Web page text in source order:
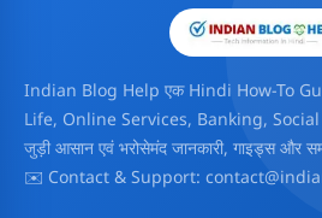
Indian Blog Help एक Hindi How-To
Life, Online Services, Banking,
जुड़ी आसान एवं भरोसेमंद जानकारी, गाइड्स और
✉️ Contact & Support: